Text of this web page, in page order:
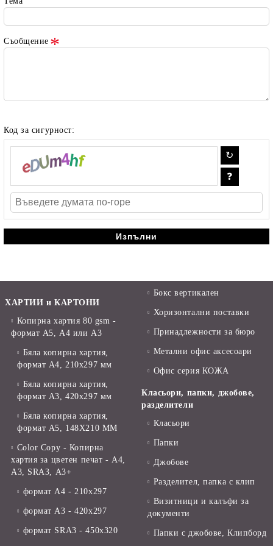
Съобщение
Код за сигурност:
ХАРТИИ и КАРТОНИ
Копирна хартия 80 gsm -
формат А5, А4 или А3
Бяла копирна хартия,
формат А4, 210x297 мм
Бяла копирна хартия,
формат А3, 420x297 мм
Бяла копирна хартия,
формат А5, 148X210 ММ
Color Copy - Копирна
хартия за цветен печат - А4,
А3, SRA3, А3+
формат А4 - 210x297
формат А3 - 420x297
формат SRA3 - 450x320
Бокс вертикален
Хоризонтални поставки
Принадлежности за бюро
Метални офис аксесоари
Офис серия КОЖА
Класьори, папки, джобове,
разделители
Класьори
Папки
Джобове
Разделител, папка с клип
Визитници и калъфи за
документи
Папки с джобове, Клипборд